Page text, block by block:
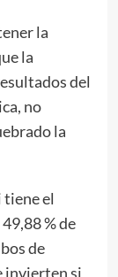
la
la
del
no
la
tiene el
% de
de
invierten si